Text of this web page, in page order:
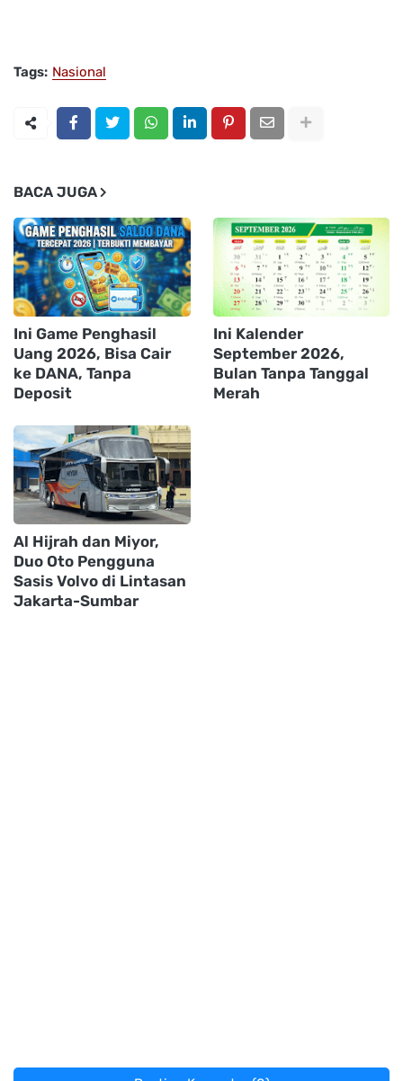
Tags: Nasional
BACA JUGA
Ini Game Penghasil
Uang 2026, Bisa Cair
ke DANA, Tanpa
Deposit
Ini Kalender
September 2026,
Bulan Tanpa Tanggal
Merah
Al Hijrah dan Miyor,
Duo Oto Pengguna
Sasis Volvo di Lintasan
Jakarta-Sumbar